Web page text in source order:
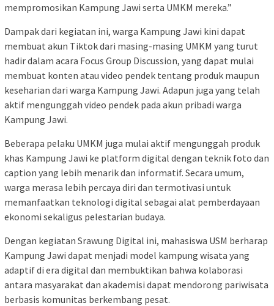
mempromosikan Kampung Jawi serta UMKM mereka.”
Dampak dari kegiatan ini, warga Kampung Jawi kini dapat
membuat akun Tiktok dari masing-masing UMKM yang turut
hadir dalam acara Focus Group Discussion, yang dapat mulai
membuat konten atau video pendek tentang produk maupun
keseharian dari warga Kampung Jawi. Adapun juga yang telah
aktif mengunggah video pendek pada akun pribadi warga
Kampung Jawi.
Beberapa pelaku UMKM juga mulai aktif mengunggah produk
khas Kampung Jawi ke platform digital dengan teknik foto dan
caption yang lebih menarik dan informatif. Secara umum,
warga merasa lebih percaya diri dan termotivasi untuk
memanfaatkan teknologi digital sebagai alat pemberdayaan
ekonomi sekaligus pelestarian budaya.
Dengan kegiatan Srawung Digital ini, mahasiswa USM berharap
Kampung Jawi dapat menjadi model kampung wisata yang
adaptif di era digital dan membuktikan bahwa kolaborasi
antara masyarakat dan akademisi dapat mendorong pariwisata
berbasis komunitas berkembang pesat.